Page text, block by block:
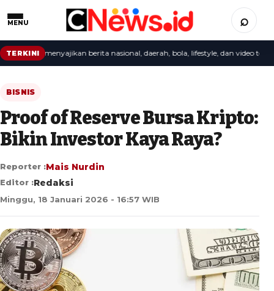
MENU ⌕
TERKINImenyajikan berita nasional, daerah, bola, lifestyle, dan video terbaru.
BISNIS
Proof of Reserve Bursa Kripto:
Bikin Investor Kaya Raya?
Reporter :Mais Nurdin
Editor :Redaksi
Minggu, 18 Januari 2026 - 16:57 WIB